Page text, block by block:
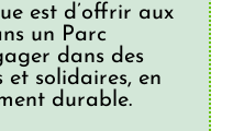
est d’offrir aux
un Parc
dans des
et solidaires, en
durable.